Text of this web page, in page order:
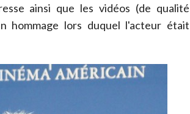
ainsi que les vidéos (de qualité
hommage lors duquel l'acteur était